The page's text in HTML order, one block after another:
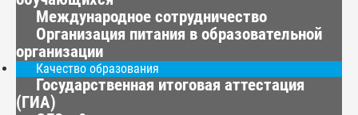
Международное сотрудничество
Организация питания в образовательной
организации
Качество образования
Государственная итоговая аттестация
(ГИА)